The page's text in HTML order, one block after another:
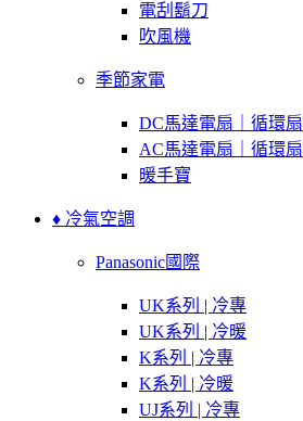
電刮鬍刀
吹風機
季節家電
DC馬達電扇｜循環扇
AC馬達電扇｜循環扇
暖手寶
♦ 冷氣空調
Panasonic國際
UK系列 | 冷專
UK系列 | 冷暖
K系列 | 冷專
K系列 | 冷暖
UJ系列 | 冷專